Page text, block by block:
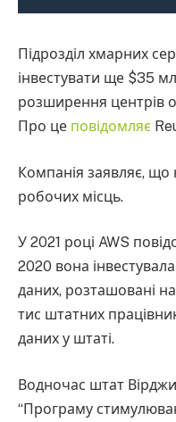
Підрозділ хмарних
інвестувати ще $35
розширення центрів
Про це повідомляє
Компанія заявляє, що
робочих місць.
У 2021 році AWS
2020 вона
даних, розташовані на
тис штатних
даних у штаті.
Водночас штат
“Програму